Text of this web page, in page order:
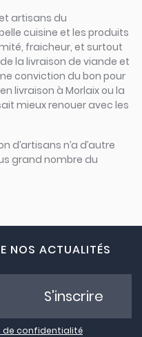
artisans du
cuisine et les produits
fraicheur, et surtout
la livraison de viande et
conviction du bon pour
livraison à Morlaix ou la
mieux renouer avec les
d’artisans n’a d’autre
grand nombre du
NOS ACTUALITÉS
de confidentialité
S'inscrire